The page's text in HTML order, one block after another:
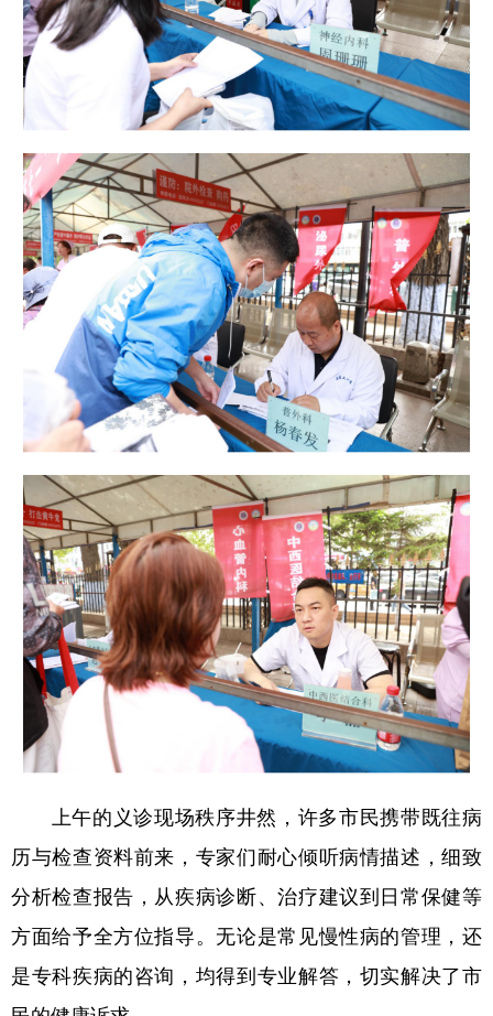
上午的义诊现场秩序井然，许多市民携带既往病
历与检查资料前来，专家们耐心倾听病情描述，细致
分析检查报告，从疾病诊断、治疗建议到日常保健等
方面给予全方位指导。无论是常见慢性病的管理，还
是专科疾病的咨询，均得到专业解答，切实解决了市